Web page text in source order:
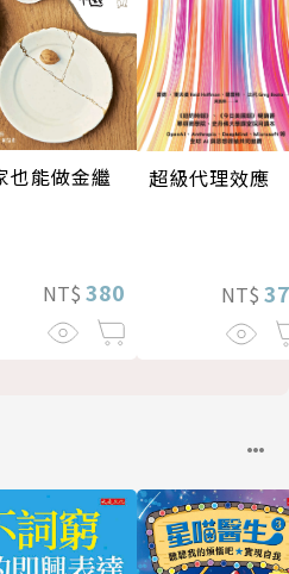
也能做金繼
NT$ 380
超級代理效應
NT$